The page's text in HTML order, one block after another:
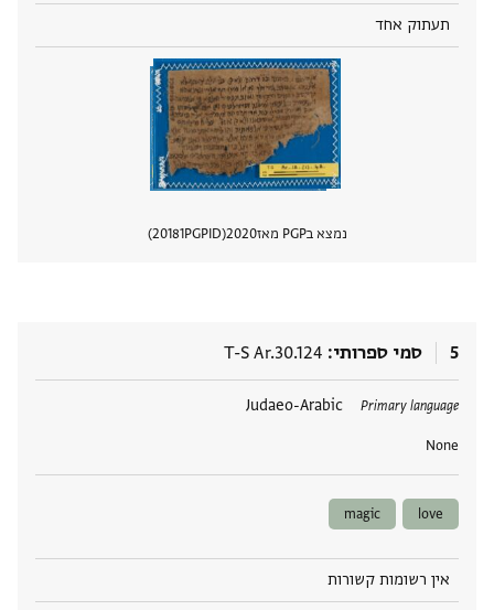
תעתוק אחד
נמצא בPGP מאז 2020
PGPID
20181
5 סמי ספרותי T-S Ar.30.124
Primary language
Judaeo-Arabic
None
תגים
love
magic
אין רשומות קשורות